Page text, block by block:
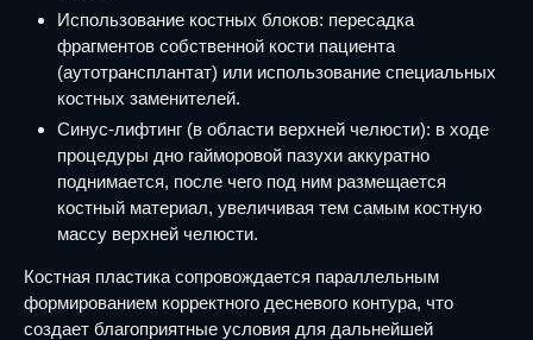
Использование костных блоков: пересадка
фрагментов собственной кости пациента
(аутотрансплантат) или использование специальных
костных заменителей.
Синус-лифтинг (в области верхней челюсти): в ходе
процедуры дно гайморовой пазухи аккуратно
поднимается, после чего под ним размещается
костный материал, увеличивая тем самым костную
массу верхней челюсти.
Костная пластика сопровождается параллельным
формированием корректного десневого контура, что
создает благоприятные условия для дальнейшей